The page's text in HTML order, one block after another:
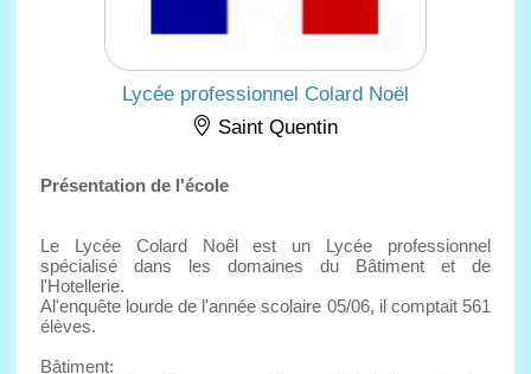
Lycée professionnel Colard Noël
Saint Quentin
Présentation de l'école
Le Lycée Colard Noêl est un Lycée professionnel
spécialisé dans les domaines du Bâtiment et de
l'Hotellerie.
Al'enquête lourde de l'année scolaire 05/06, il comptait 561
élèves.
Bâtiment: